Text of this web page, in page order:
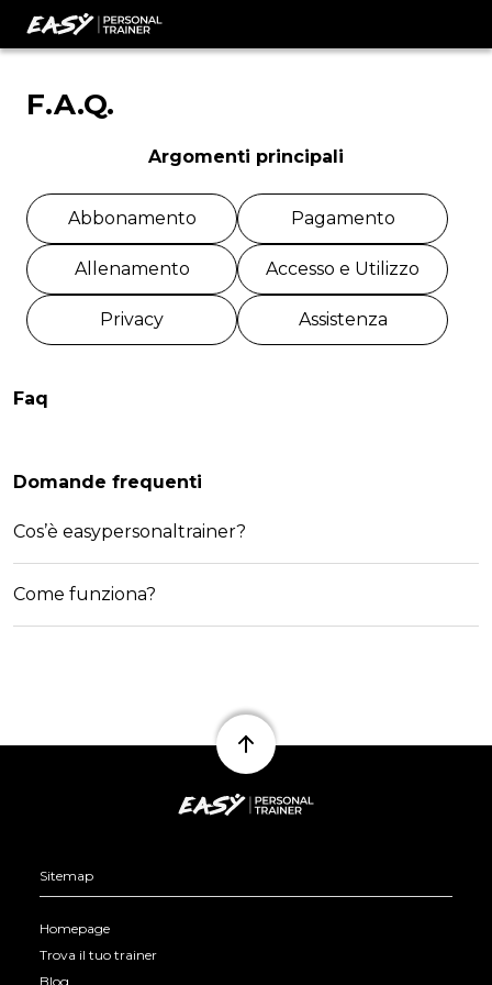
F.A.Q.
Argomenti principali
Abbonamento Pagamento
Allenamento Accesso e Utilizzo
Privacy Assistenza
Faq
Domande frequenti
Cos’è easypersonaltrainer?
Come funziona?
Sitemap
Homepage
Trova il tuo trainer
Blog